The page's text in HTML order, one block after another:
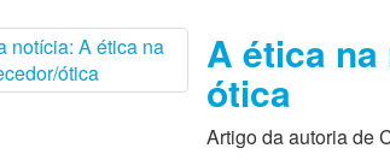
A ética
ótica
Artigo da autoria de